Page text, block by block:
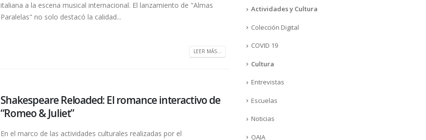
italiana a la escena musical internacional. El lanzamiento de "Almas
Paralelas" no solo destacó la calidad...
LEER MÁS...
Shakespeare Reloaded: El romance interactivo de
“Romeo & Juliet”
En el marco de las actividades culturales realizadas por el
Actividades y Cultura
Colección Digital
COVID 19
Cultura
Entrevistas
Escuelas
Noticias
OAIA